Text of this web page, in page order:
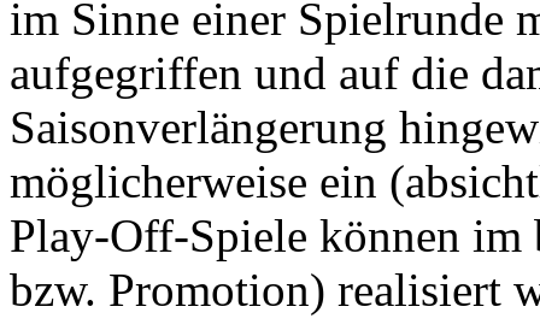
im Sinne einer Spielrunde
aufgegriffen und auf die
Saisonverlängerung
möglicherweise ein
Play-Off-Spiele können im
bzw. Promotion) realisiert